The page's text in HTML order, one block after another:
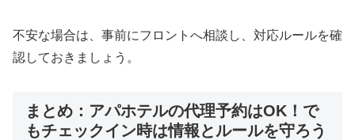
不安な場合は、事前にフロントへ相談し、対応ルールを確
認しておきましょう。
まとめ：アパホテルの代理予約はOK！で
もチェックイン時は情報とルールを守ろう